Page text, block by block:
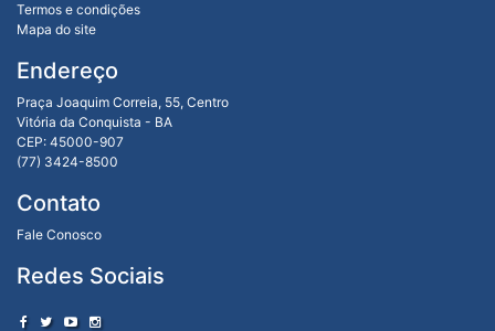
Termos e condições
Mapa do site
Endereço
Praça Joaquim Correia, 55, Centro
Vitória da Conquista - BA
CEP: 45000-907
(77) 3424-8500
Contato
Fale Conosco
Redes Sociais